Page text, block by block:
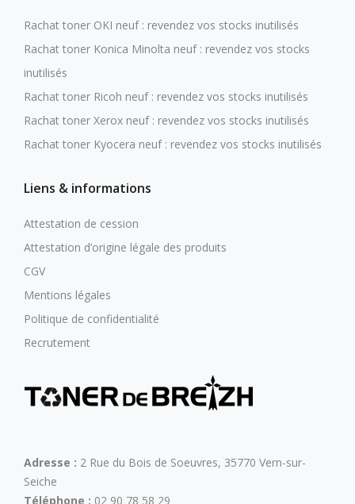
Rachat toner OKI neuf : revendez vos stocks inutilisés
Rachat toner Konica Minolta neuf : revendez vos stocks
inutilisés
Rachat toner Ricoh neuf : revendez vos stocks inutilisés
Rachat toner Xerox neuf : revendez vos stocks inutilisés
Rachat toner Kyocera neuf : revendez vos stocks inutilisés
Liens & informations
Attestation de cession
Attestation d’origine légale des produits
CGV
Mentions légales
Politique de confidentialité
Recrutement
Adresse : 2 Rue du Bois de Soeuvres, 35770 Vern-sur-
Seiche
Téléphone : 02 90 78 58 29